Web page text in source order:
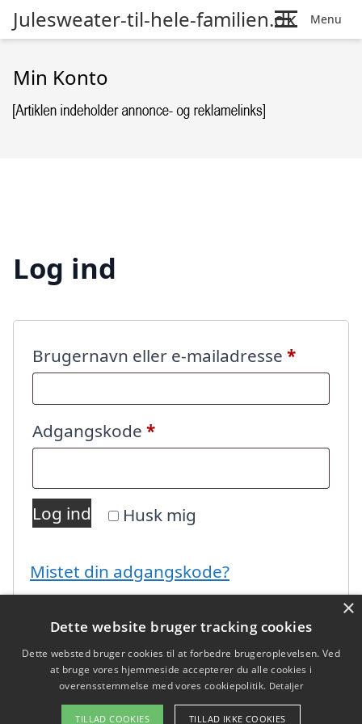
Julesweater-til-hele-familien.dk Menu
Min Konto
Log ind
Brugernavn eller e-mailadresse *
Adgangskode *Påkrævet
Husk mig
Log ind
Mistet din adgangskode?
×
Dette website bruger tracking cookies
Dette websted bruger cookies til at forbedre brugeroplevelsen. Ved
at bruge vores hjemmeside accepterer du alle cookies i
overensstemmelse med vores cookiepolitik. Detaljer
TILLAD COOKIES TILLAD IKKE COOKIES